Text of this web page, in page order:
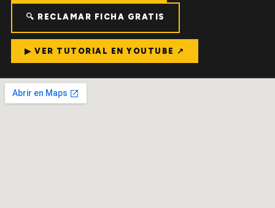
🔍 RECLAMAR FICHA GRATIS
▶ VER TUTORIAL EN YOUTUBE ↗